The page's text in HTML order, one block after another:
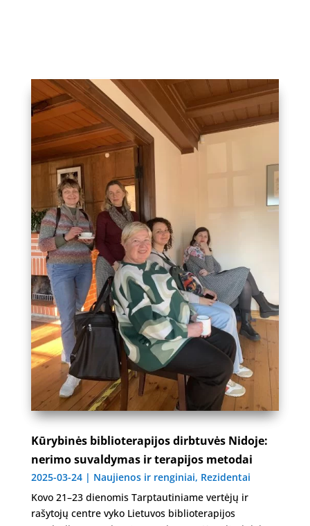
Kūrybinės biblioterapijos dirbtuvės Nidoje:
nerimo suvaldymas ir terapijos metodai
2025-03-24| Naujienos ir renginiai, Rezidentai
Kovo 21–23 dienomis Tarptautiniame vertėjų ir
rašytojų centre vyko Lietuvos biblioterapijos